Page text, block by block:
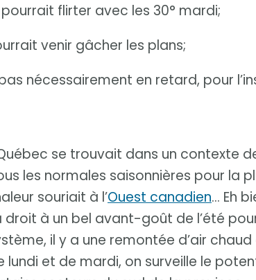
flirter avec les 30° mardi;
venir gâcher les plans;
nécessairement en retard, pour
se trouvait dans un contexte
les normales saisonnières pour la
souriait à l’Ouest canadien… Eh
droit à un bel avant-goût de l’été
il y a une remontée d’air
lundi et de mardi, on surveille le